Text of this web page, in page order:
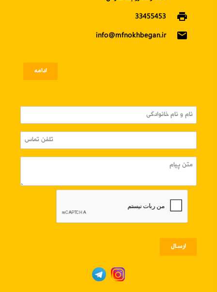
print
33455453
email
info@mfnokhbegan.ir
ادامه
ارسـال